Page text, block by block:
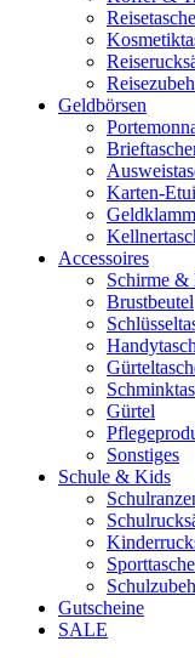
Geldbörsen
Karten-
Accessoires
Schirme &
Brustbeutel
Gürtel
Sonstiges
Schule & Kids
Gutscheine
SALE